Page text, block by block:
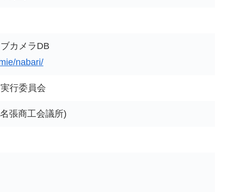
カメラDB
nabari/
行委員会
張商工会議所)